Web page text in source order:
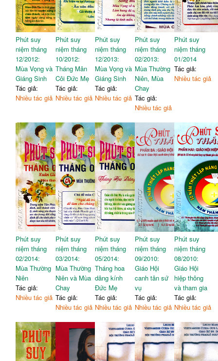
chống lại Ta
27. Mới và cũ
77
28. Phần tốt nhất
80
29. Như các trẻ nhỏ
83
30. Anh chỉ còn thiếu một sự
60. Con có mến Thầy hơn
các anh em này không
179
Phút suy
niệm tháng
12/2012:
Mùa Vọng và
Giáng Sinh
Tác giả:
Nhiều tác giả
Phút suy
niệm tháng
10/2012:
Tháng Mân
Côi Đức Mẹ
Tác giả:
Nhiều tác giả
Phút suy
niệm tháng
12/2013:
Mùa Vọng và
Giáng Sinh
Tác giả:
Nhiều tác giả
Phút suy
niệm tháng
02/2013:
Mùa Thường
Niên, Mùa
Chay
Tác giả:
Nhiều tác giả
Phút suy
niệm tháng
01/2014
Tác giả:
Nhiều tác giả
Phút suy
niệm tháng
02/2014:
Mùa Thường
Niên
Tác giả:
Nhiều tác giả
Phút suy
niệm tháng
03/2014:
Mùa Thường
Niên và Mùa
Chay
Tác giả:
Nhiều tác giả
Phút suy
niệm tháng
05/2014:
Tháng hoa
dâng kính
Đức Mẹ
Tác giả:
Nhiều tác giả
Phút suy
niệm tháng
09/2010:
Giáo Hội
canh tân sứ
vụ
Tác giả:
Nhiều tác giả
Phút suy
niệm tháng
08/2010:
Giáo Hội
hiệp thông
và tham gia
Tác giả:
Nhiều tác giả